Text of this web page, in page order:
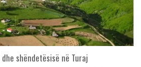
shëndetësisë në Turaj